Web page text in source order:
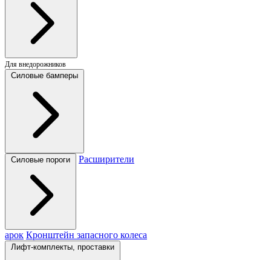
Для внедорожников
Силовые бамперы
Силовые пороги Расширители
арок Кронштейн запасного колеса
Лифт-комплекты, проставки